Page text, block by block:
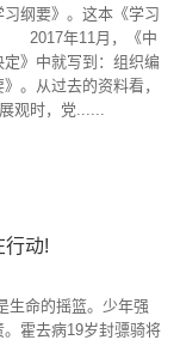
纲要》。这本《学习
2017年11月，《中
》中就写到：组织编
。从过去的资料看，
观时，党......
行动!
生命的摇篮。少年强
霍去病19岁封骠骑将